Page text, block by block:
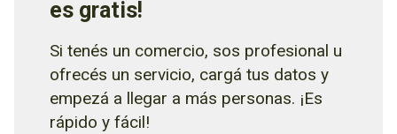
es gratis!
Si tenés un comercio, sos profesional u
ofrecés un servicio, cargá tus datos y
empezá a llegar a más personas. ¡Es
rápido y fácil!